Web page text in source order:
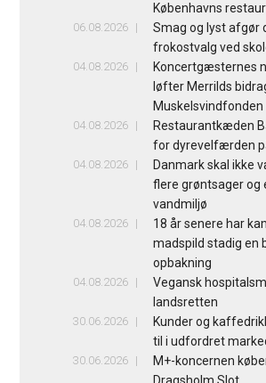
Københavns
06.08.2026
Smag og lyst afgør
frokostvalg ved
04.08.2026
Koncertgæsternes
løfter Merrilds
Muskelsvindfonden
04.08.2026
Restaurantkæden
for dyrevelfærden
04.08.2026
Danmark skal ikke
flere grøntsager og
vandmiljø
04.08.2026
18 år senere har
madspild stadig en
opbakning
04.08.2026
Vegansk
landsretten
30.06.2026
Kunder og
til i udfordret
30.06.2026
M+-koncernen